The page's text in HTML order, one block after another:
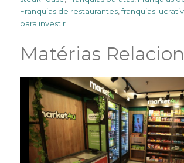
Franquias de restaurantes,franquias
para investir
Matérias